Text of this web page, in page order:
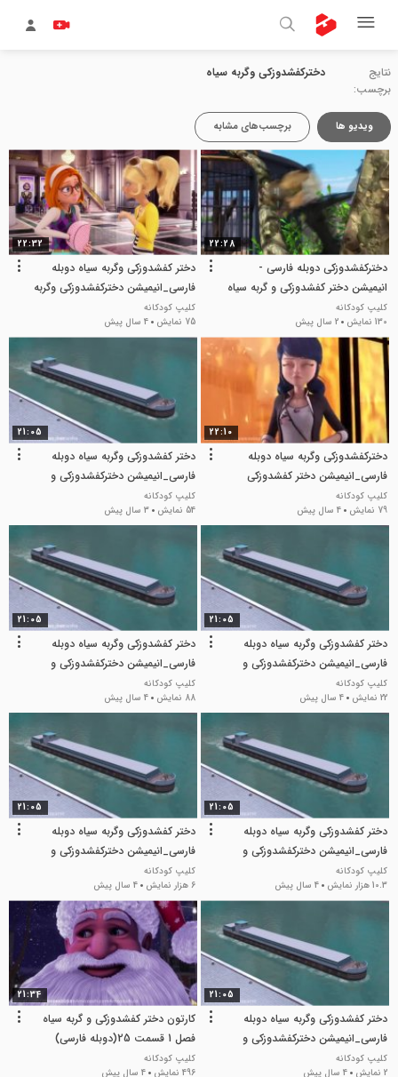
نتایج
برچسب:
دخترکفشدوزکی وگربه سیاه
ویدیو ها برچسب‌های مشابه
22:28
دخترکفشدوزکی دوبله فارسی -
انیمیشن دختر کفشدوزکی و گربه سیاه
کلیپ کودکانه
130 نمایش
2 سال پیش
22:32
دختر کفشدوزکی وگربه سیاه دوبله
فارسی_انیمیشن دخترکفشدوزکی وگربه
سیاه
کلیپ کودکانه
75 نمایش
4 سال پیش
22:10
دخترکفشدوزکی وگربه سیاه دوبله
فارسی_انیمیشن دختر کفشدوزکی
کلیپ کودکانه
79 نمایش
4 سال پیش
21:05
دختر کفشدوزکی وگربه سیاه دوبله
فارسی_انیمیشن دخترکفشدوزکی و
گربه سیاه
کلیپ کودکانه
54 نمایش
3 سال پیش
21:05
دختر کفشدوزکی وگربه سیاه دوبله
فارسی_انیمیشن دخترکفشدوزکی و
گربه سیاه
کلیپ کودکانه
22 نمایش
4 سال پیش
21:05
دختر کفشدوزکی وگربه سیاه دوبله
فارسی_انیمیشن دخترکفشدوزکی و
گربه سیاه
کلیپ کودکانه
88 نمایش
4 سال پیش
21:05
دختر کفشدوزکی وگربه سیاه دوبله
فارسی_انیمیشن دخترکفشدوزکی و
گربه سیاه
کلیپ کودکانه
10.3 هزار نمایش
4 سال پیش
21:05
دختر کفشدوزکی وگربه سیاه دوبله
فارسی_انیمیشن دخترکفشدوزکی و
گربه سیاه
کلیپ کودکانه
6 هزار نمایش
4 سال پیش
21:05
دختر کفشدوزکی وگربه سیاه دوبله
فارسی_انیمیشن دخترکفشدوزکی و
گربه سیاه
کلیپ کودکانه
2 نمایش
4 سال پیش
21:34
کارتون دختر کفشدوزکی و گربه سیاه
فصل 1 قسمت 25(دوبله فارسی)
(1080p)(2015)
کلیپ کودکانه
496 نمایش
4 سال پیش